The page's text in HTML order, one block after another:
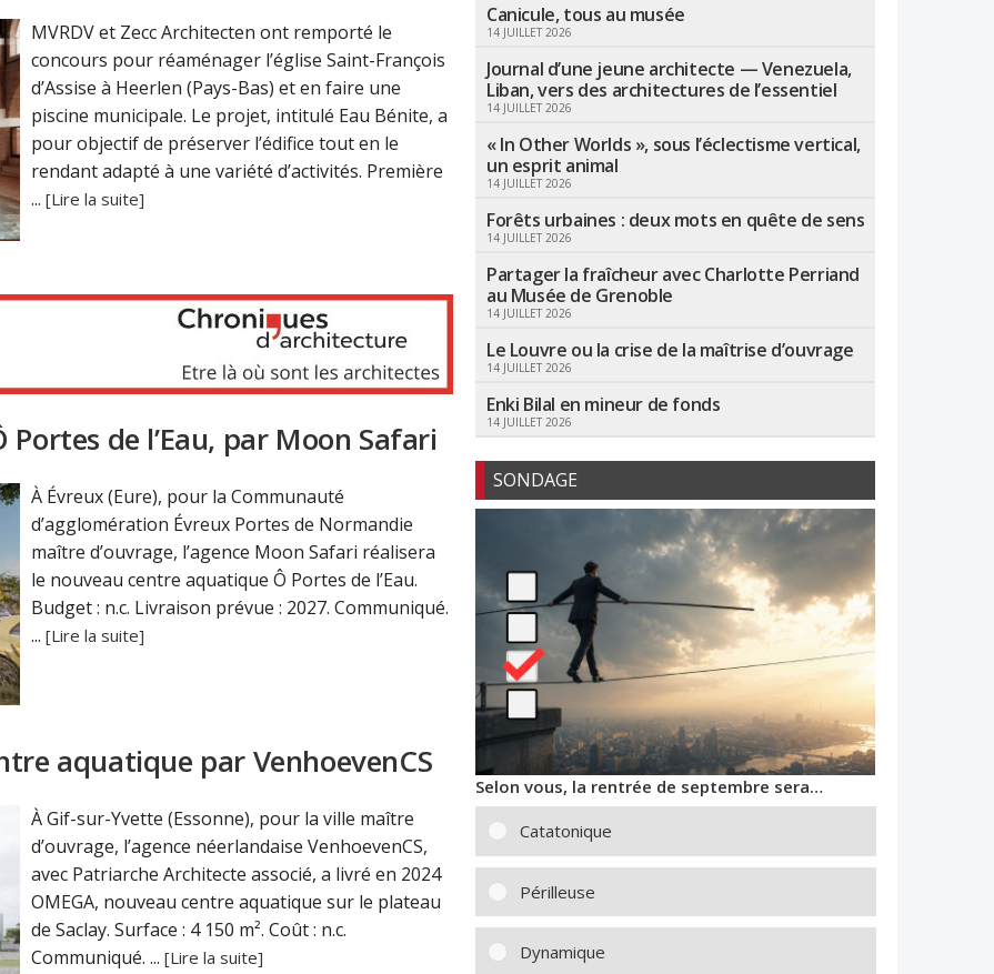
MVRDV et Zecc Architecten ont remporté le
concours pour réaménager l’église Saint-François
d’Assise à Heerlen (Pays-Bas) et en faire une
piscine municipale. Le projet, intitulé Eau Bénite, a
pour objectif de préserver l’édifice tout en le
rendant adapté à une variété d’activités. Première
... [Lire la suite]
de l’Eau, par Moon Safari
À Évreux (Eure), pour la Communauté
d’agglomération Évreux Portes de Normandie
maître d’ouvrage, l’agence Moon Safari réalisera
le nouveau centre aquatique Ô Portes de l’Eau.
Budget : n.c. Livraison prévue : 2027. Communiqué.
... [Lire la suite]
aquatique par VenhoevenCS
À Gif-sur-Yvette (Essonne), pour la ville maître
d’ouvrage, l’agence néerlandaise VenhoevenCS,
avec Patriarche Architecte associé, a livré en 2024
OMEGA, nouveau centre aquatique sur le plateau
de Saclay. Surface : 4 150 m². Coût : n.c.
Communiqué. ... [Lire la suite]
Canicule, tous au musée
14 JUILLET 2026
Journal d’une jeune architecte — Venezuela,
Liban, vers des architectures de l’essentiel
14 JUILLET 2026
« In Other Worlds », sous l’éclectisme vertical,
un esprit animal
14 JUILLET 2026
Forêts urbaines : deux mots en quête de sens
14 JUILLET 2026
Partager la fraîcheur avec Charlotte Perriand
au Musée de Grenoble
14 JUILLET 2026
Le Louvre ou la crise de la maîtrise d’ouvrage
14 JUILLET 2026
Enki Bilal en mineur de fonds
14 JUILLET 2026
SONDAGE
Selon vous, la rentrée de septembre sera…
Catatonique
Périlleuse
Dynamique